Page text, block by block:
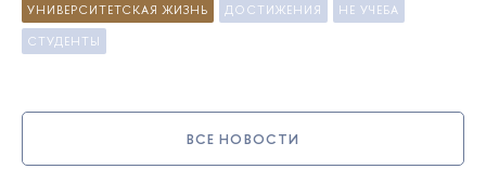
УНИВЕРСИТЕТСКАЯ ЖИЗНЬ ДОСТИЖЕНИЯ НЕ УЧЕБА
СТУДЕНТЫ
ВСЕ НОВОСТИ